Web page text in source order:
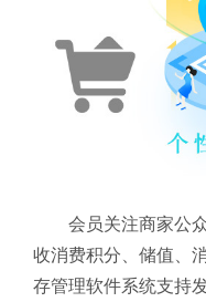
会员关注商家公
收消费积分、储值、
存管理软件系统支持